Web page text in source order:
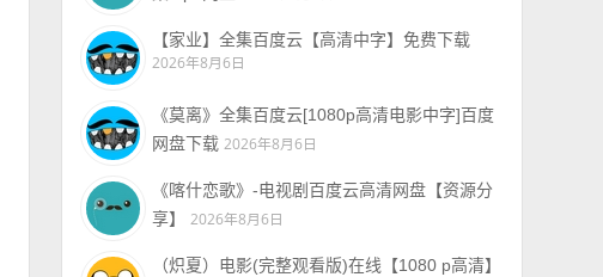
【家业】全集百度云【高清中字】免费下载
2026年8月6日
《莫离》全集百度云[1080p高清电影中字]百度
网盘下载 2026年8月6日
《喀什恋歌》-电视剧百度云高清网盘【资源分
享】
2026年8月6日
（炽夏）电影(完整观看版)在线【1080 p高清】